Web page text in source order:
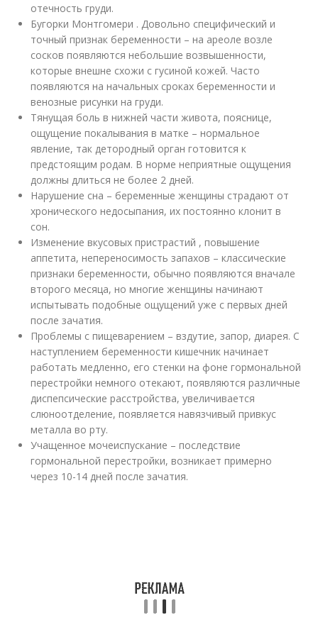
отечность груди.
Бугорки Монтгомери . Довольно специфический и
точный признак беременности – на ареоле возле
сосков появляются небольшие возвышенности,
которые внешне схожи с гусиной кожей. Часто
появляются на начальных сроках беременности и
венозные рисунки на груди.
Тянущая боль в нижней части живота, пояснице,
ощущение покалывания в матке – нормальное
явление, так детородный орган готовится к
предстоящим родам. В норме неприятные ощущения
должны длиться не более 2 дней.
Нарушение сна – беременные женщины страдают от
хронического недосыпания, их постоянно клонит в
сон.
Изменение вкусовых пристрастий , повышение
аппетита, непереносимость запахов – классические
признаки беременности, обычно появляются вначале
второго месяца, но многие женщины начинают
испытывать подобные ощущений уже с первых дней
после зачатия.
Проблемы с пищеварением – вздутие, запор, диарея. С
наступлением беременности кишечник начинает
работать медленно, его стенки на фоне гормональной
перестройки немного отекают, появляются различные
диспепсические расстройства, увеличивается
слюноотделение, появляется навязчивый привкус
металла во рту.
Учащенное мочеиспускание – последствие
гормональной перестройки, возникает примерно
через 10-14 дней после зачатия.